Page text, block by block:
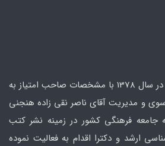
انتشارات کتابخانه فرهنگ در سال 1378 با مشخصات صاحب امتیاز به
و مدیریت آقای ناصر نقی زاده هنجنی
فرهنگی کشور در زمینه نشر کتب
ارشد و دکترا اقدام به فعالیت نموده